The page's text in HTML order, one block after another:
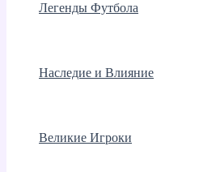
Легенды Футбола
Наследие и Влияние
Великие Игроки